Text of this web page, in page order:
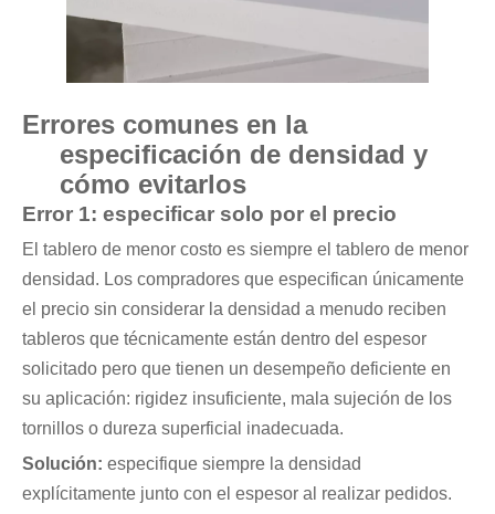
Errores comunes en la
especificación de densidad y
cómo evitarlos
Error 1: especificar solo por el precio
El tablero de menor costo es siempre el tablero de menor
densidad. Los compradores que especifican únicamente
el precio sin considerar la densidad a menudo reciben
tableros que técnicamente están dentro del espesor
solicitado pero que tienen un desempeño deficiente en
su aplicación: rigidez insuficiente, mala sujeción de los
tornillos o dureza superficial inadecuada.
Solución: especifique siempre la densidad
explícitamente junto con el espesor al realizar pedidos.